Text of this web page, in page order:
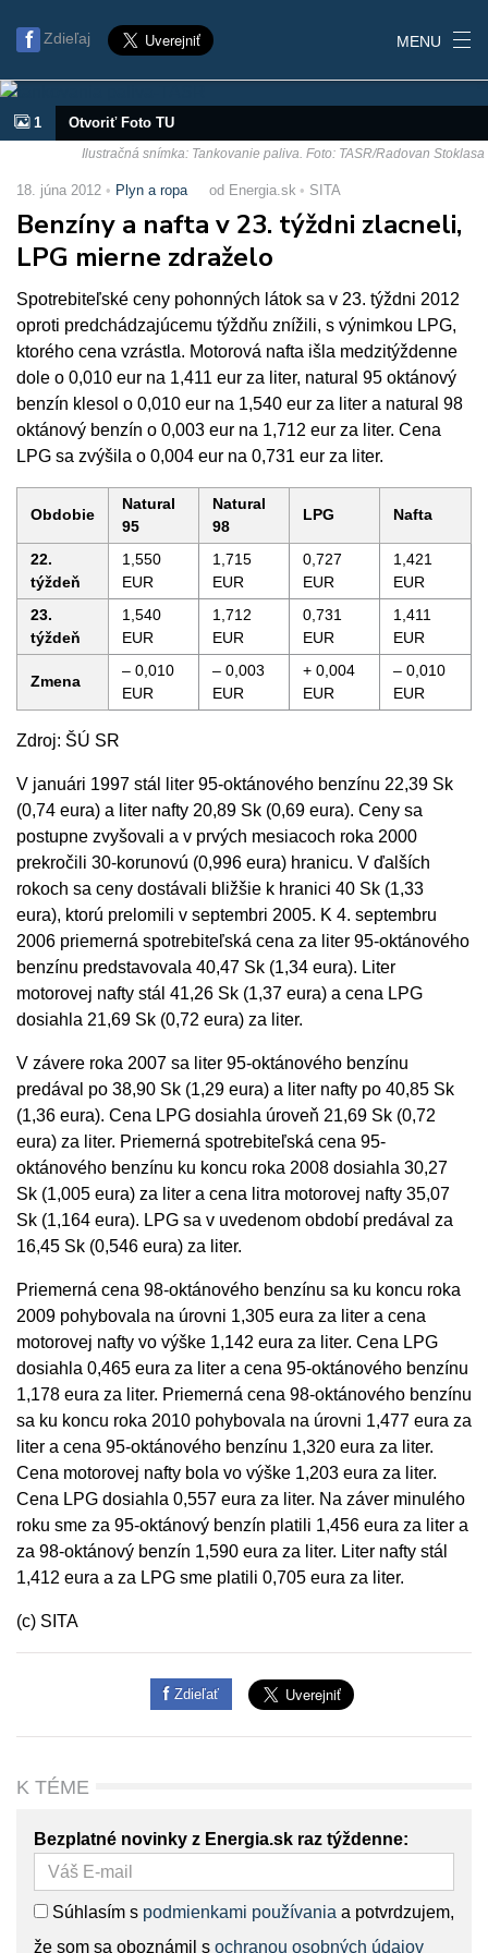
Zdieľaj MENU
1 Otvoriť Foto TU
Ilustračná snímka: Tankovanie paliva. Foto: TASR/Radovan Stoklasa
18. júna 2012 Plyn a ropa od Energia.sk SITA
Benzíny a nafta v 23. týždni zlacneli,
LPG mierne zdraželo
Spotrebiteľské ceny pohonných látok sa v 23. týždni 2012
oproti predchádzajúcemu týždňu znížili, s výnimkou LPG,
ktorého cena vzrástla. Motorová nafta išla medzitýždenne
dole o 0,010 eur na 1,411 eur za liter, natural 95 oktánový
benzín klesol o 0,010 eur na 1,540 eur za liter a natural 98
oktánový benzín o 0,003 eur na 1,712 eur za liter. Cena
LPG sa zvýšila o 0,004 eur na 0,731 eur za liter.
Obdobie
Natural
95
Natural
98
LPG Nafta
22.
týždeň
1,550
EUR
1,715
EUR
0,727
EUR
1,421
EUR
23.
týždeň
1,540
EUR
1,712
EUR
0,731
EUR
1,411
EUR
Zmena
– 0,010
EUR
– 0,003
EUR
+ 0,004
EUR
– 0,010
EUR
Zdroj: ŠÚ SR
V januári 1997 stál liter 95-oktánového benzínu 22,39 Sk
(0,74 eura) a liter nafty 20,89 Sk (0,69 eura). Ceny sa
postupne zvyšovali a v prvých mesiacoch roka 2000
prekročili 30-korunovú (0,996 eura) hranicu. V ďalších
rokoch sa ceny dostávali bližšie k hranici 40 Sk (1,33
eura), ktorú prelomili v septembri 2005. K 4. septembru
2006 priemerná spotrebiteľská cena za liter 95-oktánového
benzínu predstavovala 40,47 Sk (1,34 eura). Liter
motorovej nafty stál 41,26 Sk (1,37 eura) a cena LPG
dosiahla 21,69 Sk (0,72 eura) za liter.
V závere roka 2007 sa liter 95-oktánového benzínu
predával po 38,90 Sk (1,29 eura) a liter nafty po 40,85 Sk
(1,36 eura). Cena LPG dosiahla úroveň 21,69 Sk (0,72
eura) za liter. Priemerná spotrebiteľská cena 95-
oktánového benzínu ku koncu roka 2008 dosiahla 30,27
Sk (1,005 eura) za liter a cena litra motorovej nafty 35,07
Sk (1,164 eura). LPG sa v uvedenom období predával za
16,45 Sk (0,546 eura) za liter.
Priemerná cena 98-oktánového benzínu sa ku koncu roka
2009 pohybovala na úrovni 1,305 eura za liter a cena
motorovej nafty vo výške 1,142 eura za liter. Cena LPG
dosiahla 0,465 eura za liter a cena 95-oktánového benzínu
1,178 eura za liter. Priemerná cena 98-oktánového benzínu
sa ku koncu roka 2010 pohybovala na úrovni 1,477 eura za
liter a cena 95-oktánového benzínu 1,320 eura za liter.
Cena motorovej nafty bola vo výške 1,203 eura za liter.
Cena LPG dosiahla 0,557 eura za liter. Na záver minulého
roku sme za 95-oktánový benzín platili 1,456 eura za liter a
za 98-oktánový benzín 1,590 eura za liter. Liter nafty stál
1,412 eura a za LPG sme platili 0,705 eura za liter.
(c) SITA
Zdieľať
K TÉME
Bezplatné novinky z Energia.sk raz týždenne:
Súhlasím s podmienkami používania a potvrdzujem,
že som sa oboznámil s ochranou osobných údajov